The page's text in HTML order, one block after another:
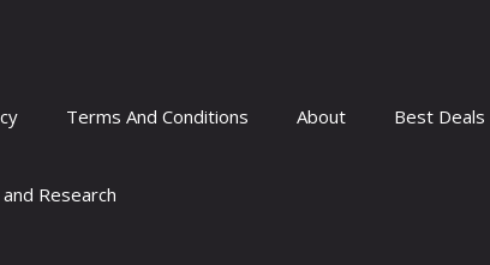
Terms And Conditions About Best Deals
Research